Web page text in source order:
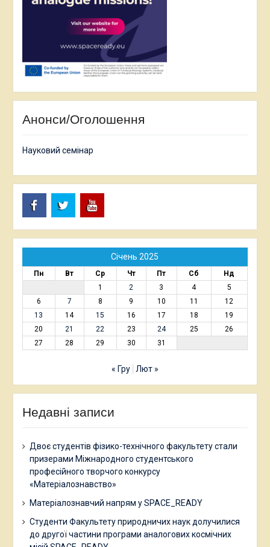
Анонси/Оголошення
Науковий семінар
Січень 2025
Пн Вт Ср Чт Пт Сб
Нд
1
2 3 4
5
6
7 8 9 10 11
12
13
14 15 16 17 18
19
20
21 22 23 24 25
26
27
28 29 30 31
« Гру Лют »
Недавні записи
Двоє студентів фізико-технічного факультету стали
призерами Міжнародного студентського
професійного творчого конкурсу
«Матеріалознавство»
Матеріалознавчий напрям у SPACE_READY
Студенти Факультету природничих наук долучилися
до другої частини програми аналогових космічних